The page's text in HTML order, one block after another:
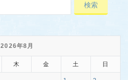
2026年8月
木 金 土 日